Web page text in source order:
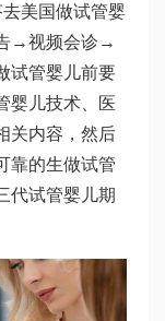
去美国做试管婴
→视频会诊→
试管婴儿前要
婴儿技术、医
关内容，然后
靠的生做试管
代试管婴儿期